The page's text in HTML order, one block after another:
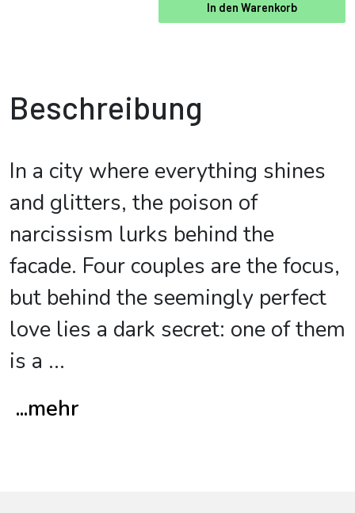
In den Warenkorb
Beschreibung
In a city where everything shines
and glitters, the poison of
narcissism lurks behind the
facade. Four couples are the focus,
but behind the seemingly perfect
love lies a dark secret: one of them
is a ...
...mehr